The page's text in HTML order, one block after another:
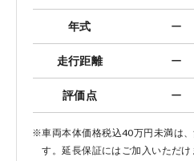
コーポレー
年式 ー
走行距離 ー
評価点 ー
※車両本体価格税込40万円未満は
す。延長保証にはご加入いただけ